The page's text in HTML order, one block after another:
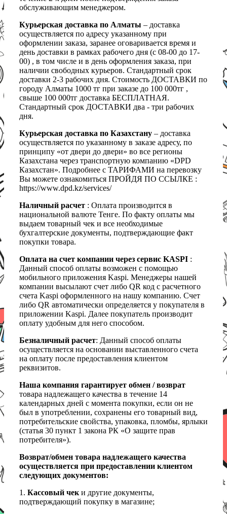
обслуживающим менеджером.
Курьерская доставка по Алматы – доставка
осуществляется по адресу указанному при
оформлении заказа, заранее оговаривается время и
день доставки в рамках рабочего дня (с 08-00 до 17-
00) , в том числе и в день оформления заказа, при
наличии свободных курьеров. Стандартный срок
доставки 2-3 рабочих дня. Стоимость ДОСТАВКИ по
городу Алматы 1000 тг при заказе до 100 000тг ,
свыше 100 000тг доставка БЕСПЛАТНАЯ.
Стандартный срок ДОСТАВКИ два - три рабочих
дня.
Курьерская доставка по Казахстану – доставка
осуществляется по указанному в заказе адресу, по
принципу «от двери до двери» во все регионы
Казахстана через транспортную компанию «DPD
Казахстан». Подробнее с ТАРИФАМИ на перевозку
Вы можете ознакомиться ПРОЙДЯ ПО ССЫЛКЕ :
https://www.dpd.kz/services/
Наличный расчет : Оплата производится в
национальной валюте Тенге. По факту оплаты мы
выдаем товарный чек и все необходимые
бухгалтерские документы, подтверждающие факт
покупки товара.
Оплата на счет компании через сервис KASPI :
Данный способ оплаты возможен с помощью
мобильного приложения Kaspi. Менеджеры нашей
компании высылают счет либо QR код с расчетного
счета Kaspi оформленного на нашу компанию. Счет
либо QR автоматически определяется у покупателя в
приложении Kaspi. Далее покупатель производит
оплату удобным для него способом.
Безналичный расчет: Данный способ оплаты
осуществляется на основании выставленного счета
на оплату после предоставления клиентом
реквизитов.
Наша компания гарантирует обмен / возврат
товара надлежащего качества в течение 14
календарных дней с момента покупки, если он не
был в употреблении, сохранены его товарный вид,
потребительские свойства, упаковка, пломбы, ярлыки
(статья 30 пункт 1 закона РК «О защите прав
потребителя»).
Возврат/обмен товара надлежащего качества
осуществляется при предоставлении клиентом
следующих документов:
1. Кассовый чеки другие документы,
подтверждающий покупку в магазине;